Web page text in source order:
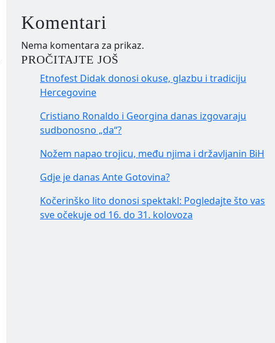
Komentari
Nema komentara za prikaz.
PROČITAJTE JOŠ
Etnofest Didak donosi okuse, glazbu i tradiciju
Hercegovine
Cristiano Ronaldo i Georgina danas izgovaraju
sudbonosno „da“?
Nožem napao trojicu, među njima i državljanin BiH
Gdje je danas Ante Gotovina?
Kočerinško lito donosi spektakl: Pogledajte što vas
sve očekuje od 16. do 31. kolovoza